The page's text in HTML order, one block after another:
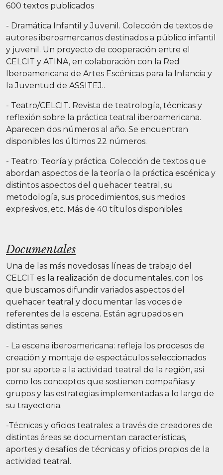
600 textos publicados
- Dramática Infantil y Juvenil. Colección de textos de
autores iberoamercanos destinados a público infantil
y juvenil. Un proyecto de cooperación entre el
CELCIT y ATINA, en colaboración con la Red
Iberoamericana de Artes Escénicas para la Infancia y
la Juventud de ASSITEJ..
- Teatro/CELCIT. Revista de teatrología, técnicas y
reflexión sobre la práctica teatral iberoamericana.
Aparecen dos números al año. Se encuentran
disponibles los últimos 22 números.
- Teatro: Teoría y práctica. Colección de textos que
abordan aspectos de la teoría o la práctica escénica y
distintos aspectos del quehacer teatral, su
metodología, sus procedimientos, sus medios
expresivos, etc. Más de 40 títulos disponibles.
Documentales
Una de las más novedosas líneas de trabajo del
CELCIT es la realización de documentales, con los
que buscamos difundir variados aspectos del
quehacer teatral y documentar las voces de
referentes de la escena. Están agrupados en
distintas series:
- La escena iberoamericana: refleja los procesos de
creación y montaje de espectáculos seleccionados
por su aporte a la actividad teatral de la región, así
como los conceptos que sostienen compañías y
grupos y las estrategias implementadas a lo largo de
su trayectoria.
-Técnicas y oficios teatrales: a través de creadores de
distintas áreas se documentan características,
aportes y desafíos de técnicas y oficios propios de la
actividad teatral.